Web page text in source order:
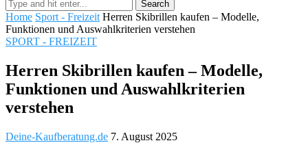
Home Sport - Freizeit Herren Skibrillen kaufen – Modelle,
Funktionen und Auswahlkriterien verstehen
SPORT - FREIZEIT
Herren Skibrillen kaufen – Modelle,
Funktionen und Auswahlkriterien
verstehen
Deine-Kaufberatung.de 7. August 2025